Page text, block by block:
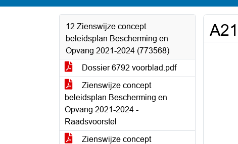
12 Zienswijze concept
beleidsplan Bescherming en
Opvang 2021-2024 (773568)
Dossier 6792 voorblad.pdf
Zienswijze concept
beleidsplan Bescherming en
Opvang 2021-2024 -
Raadsvoorstel
Zienswijze concept